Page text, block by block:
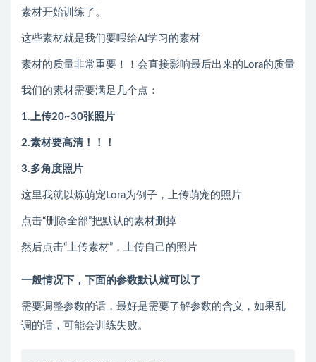
素材开始训练了。
这些素材就是我们要喂给AI学习的素材
素材的质量非常重要！！会直接影响最后出来的Lora的质量
我们的素材需要满足几个点：
1.上传20~30张照片
2.素材要高清！！！
3.多角度照片
这里我就以炼萌宠Lora为例子，上传萌宠的照片
点击“删除全部”把默认的素材删掉
然后点击“上传素材”，上传自己的照片
一般情况下，下面的参数默认就可以了
需要调整参数的话，最好是需要了解参数的含义，如果乱
调的话，可能会训练失败。